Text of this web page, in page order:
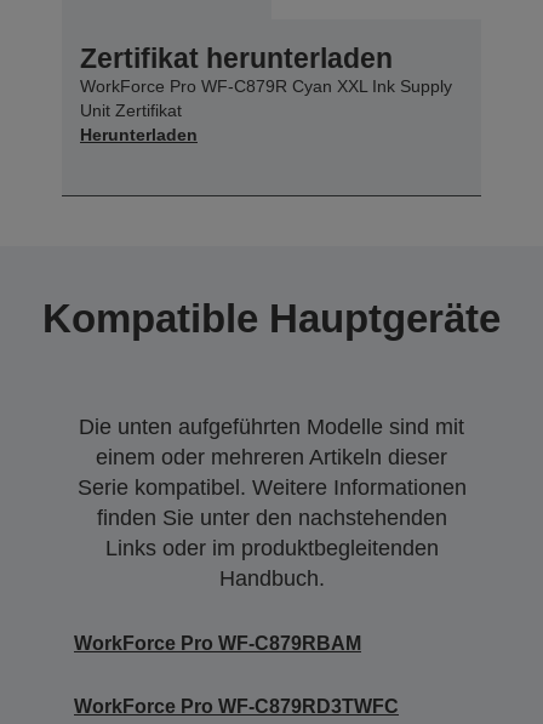
Zertifikat herunterladen
WorkForce Pro WF-C879R Cyan XXL Ink Supply
Unit Zertifikat
Herunterladen
Kompatible Hauptgeräte
Die unten aufgeführten Modelle sind mit
einem oder mehreren Artikeln dieser
Serie kompatibel. Weitere Informationen
finden Sie unter den nachstehenden
Links oder im produktbegleitenden
Handbuch.
WorkForce Pro WF-C879RBAM
WorkForce Pro WF-C879RD3TWFC